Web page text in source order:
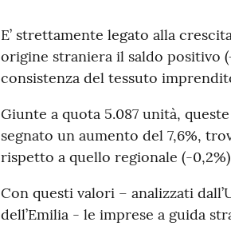
E’ strettamente legato alla
origine straniera il saldo positivo
consistenza del tessuto
Giunte a quota 5.087 unità,
segnato un aumento del 7,6%,
rispetto a quello regionale (-0,2%)
Con questi valori – analizzati
dell’Emilia - le imprese a guida